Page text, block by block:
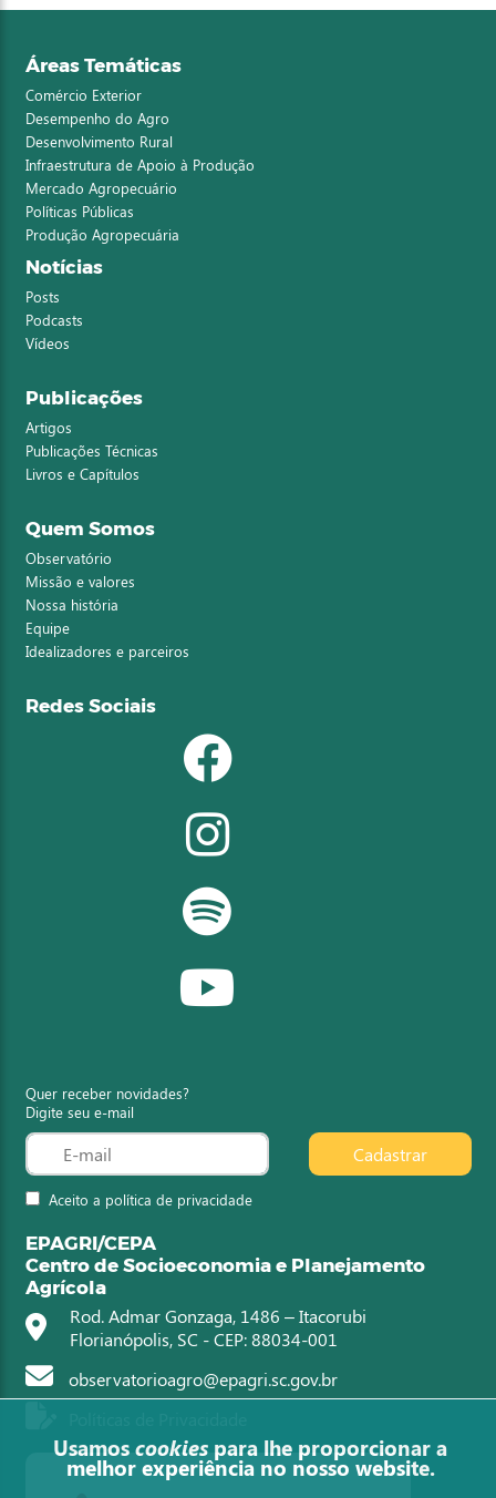
Áreas Temáticas
Comércio Exterior
Desempenho do Agro
Desenvolvimento Rural
Infraestrutura de Apoio à Produção
Mercado Agropecuário
Políticas Públicas
Produção Agropecuária
Notícias
Posts
Podcasts
Vídeos
Publicações
Artigos
Publicações Técnicas
Livros e Capítulos
Quem Somos
Observatório
Missão e valores
Nossa história
Equipe
Idealizadores e parceiros
Redes Sociais
Quer receber novidades?
Digite seu e-mail
Aceito a política de privacidade
Cadastrar
EPAGRI/CEPA
Centro de Socioeconomia e Planejamento
Agrícola
Rod. Admar Gonzaga, 1486 – Itacorubi
Florianópolis, SC - CEP: 88034-001
observatorioagro@epagri.sc.gov.br
Usamos cookies para lhe proporcionar a
melhor experiência no nosso website.